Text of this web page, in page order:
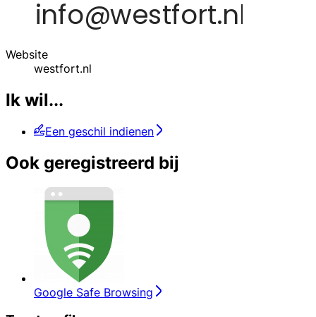
Website
westfort.nl
Ik wil...
Een geschil indienen
Ook geregistreerd bij
Google Safe Browsing